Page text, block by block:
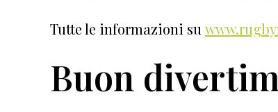
Tutte le informazioni su
Buon